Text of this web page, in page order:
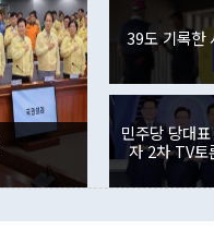
며 "정부 차원에서 (참석
은 "그것은 외교부의 몫
잘랐다. 정 장관이 이날
않았다는 점에서 문제가
사합의 복원, 4자회담 추
권이라는 지적이 나오고
뒤 "여기 업무보고에 발
부의 한 소식통은 "정 장
를 거쳐 결정된 사안이
련 부처 장관이 정부의
하고 대통령의 면전에서
인의 해외투자가 80억
각각 증가했다. 증권투
국인의 국내 주식 투자
감소하며 전월(-310억
경신했다. 외국인의 국
분기 말 만기도래 영향
다. 내국인의 해외 증권
다.
39도 기록한
민주당 당대
자 2차 TV토